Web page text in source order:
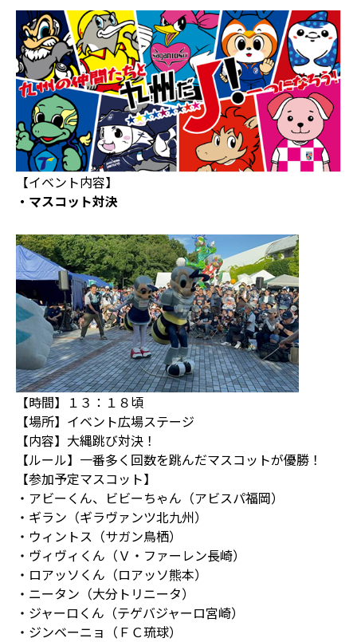
【イベント内容】
・マスコット対決
【時間】１３：１８頃
【場所】イベント広場ステージ
【内容】大縄跳び対決！
【ルール】一番多く回数を跳んだマスコットが優勝！
【参加予定マスコット】
・アビーくん、ビビーちゃん（アビスパ福岡）
・ギラン（ギラヴァンツ北九州）
・ウィントス（サガン鳥栖）
・ヴィヴィくん（Ｖ・ファーレン長崎）
・ロアッソくん（ロアッソ熊本）
・ニータン（大分トリニータ）
・ジャーロくん（テゲバジャーロ宮崎）
・ジンベーニョ（ＦＣ琉球）